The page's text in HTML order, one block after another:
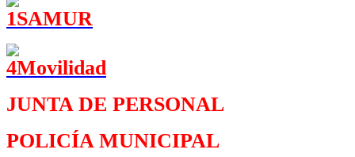
JUNTA DE PERSONAL
POLICÍA MUNICIPAL